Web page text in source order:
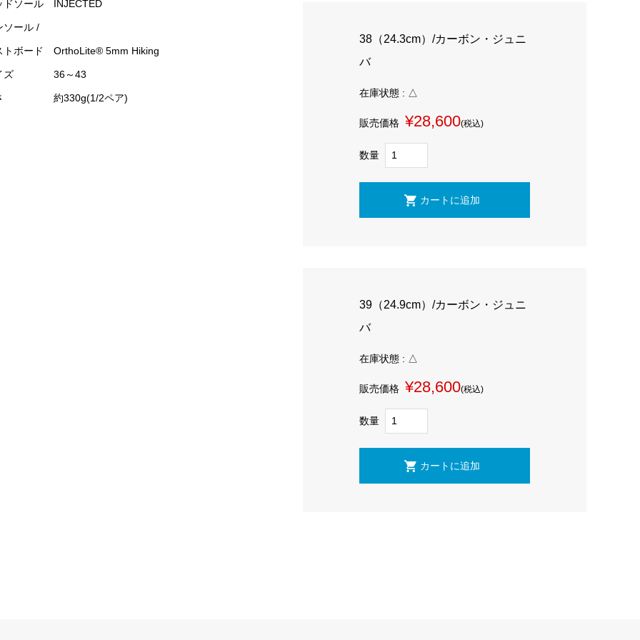
ドソール INJECTED
ソール /
トボード OrthoLite® 5mm Hiking
ズ 36～43
約330g(1/2ペア)
38（24.3cm）/カーボン・ジュニ
バ
在庫状態 : △
販売価格 ¥28,600(税込)
数量
39（24.9cm）/カーボン・ジュニ
バ
在庫状態 : △
販売価格 ¥28,600(税込)
数量